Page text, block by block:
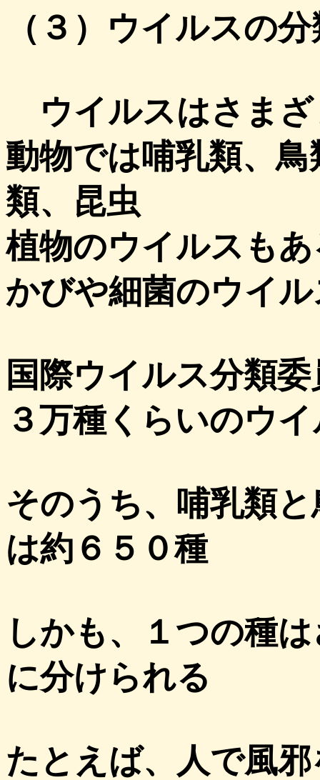
（３）ウイルスの
ウイルスはさまざ
動物では哺乳類、
類、昆虫
植物のウイルスも
かびや細菌のウイ
国際ウイルス分類
３万種くらいのウ
そのうち、哺乳類
は約６５０種
しかも、１つの種
に分けられる
たとえば、人で風